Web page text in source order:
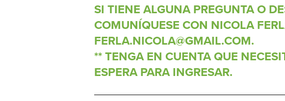
SI TIENE ALGUNA PREGUNTA O
COMUNÍQUESE CON NICOLA
FERLA.NICOLA@GMAIL.COM.
** TENGA EN CUENTA QUE
ESPERA PARA INGRESAR.